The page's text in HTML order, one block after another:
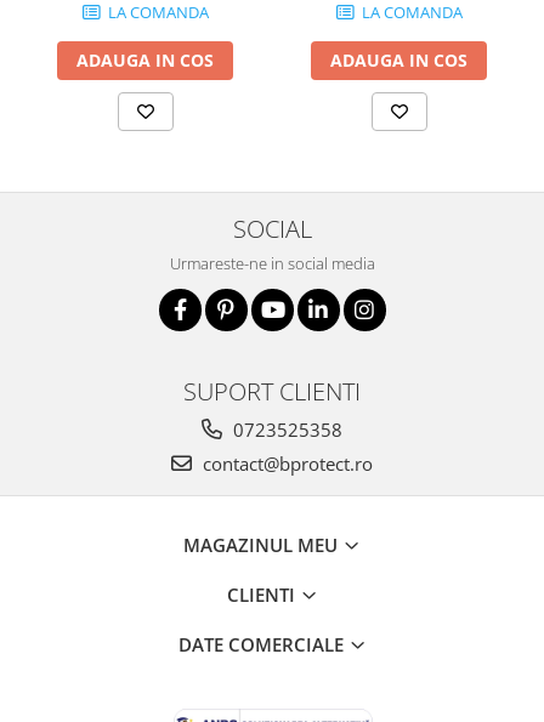
Accesorii abrazive
Accesorii pentru lustruire
Accesorii pentru slefuire
Discuri pentru debitare
Masini de amestecat si vopsit
Masini de gaurit si insurubat
Masini de slefuit si rindeluit
Polizoare unghiulare
LA COMANDA
ADAUGA IN COS
LA COMANDA
ADAUGA IN COS
SOCIAL
Urmareste-ne in social media
SUPORT CLIENTI
0723525358
contact@bprotect.ro
MAGAZINUL MEU
CLIENTI
DATE COMERCIALE